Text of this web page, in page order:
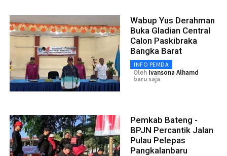
Wabup Yus Derahman
Buka Gladian Central
Calon Paskibraka
Bangka Barat
INFO PEMDA
Oleh Ivansona Alhamd
baru saja
Pemkab Bateng -
BPJN Percantik Jalan
Pulau Pelepas
Pangkalanbaru